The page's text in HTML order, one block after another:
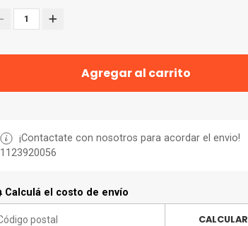
1
Agregar al carrito
¡Contactate con nosotros para acordar el envio!
1123920056
Calculá el costo de envío
CALCULAR